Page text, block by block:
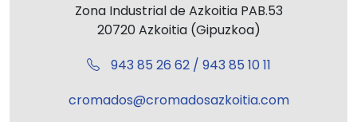
Zona Industrial de Azkoitia PAB.53
20720 Azkoitia (Gipuzkoa)
943 85 26 62 / 943 85 10 11
cromados@cromadosazkoitia.com